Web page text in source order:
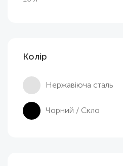
Колір
Нержавіюча сталь
Чорний / Скло